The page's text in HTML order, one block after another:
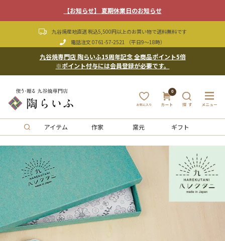
【お知らせ】 夏期休業日のお知らせ
九谷焼産地直送 税込5,500円以上のお買い物で送料無料です
電話注文 0761-57-2521 （平日9〜18時）
九谷焼専門店 陶らいふ15周年記念 全商品ポイント5倍
※ポイント付与には会員登録が必要です。
0
アイテム 作家 窯元 ギフト